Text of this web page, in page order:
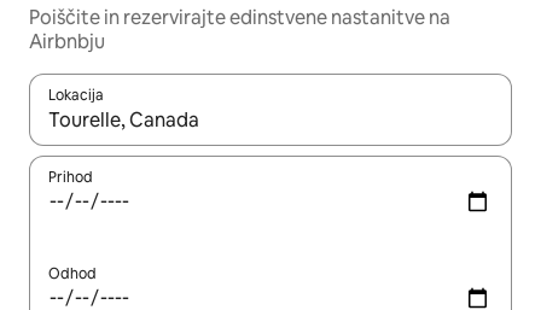
Poiščite in rezervirajte edinstvene nastanitve na
Airbnbju
Lokacija
Ko so rezultati na voljo, krmarite s puščičnima tipkama gor in
Prihod
Odhod